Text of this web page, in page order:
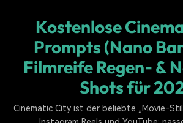
Kostenlose
Prompts (Nano
Filmreife Regen‑ &
Shots für
Cinematic City ist der beliebte